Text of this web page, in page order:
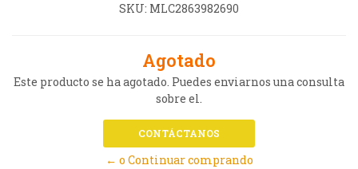
SKU: MLC2863982690
Agotado
Este producto se ha agotado. Puedes enviarnos una consulta
sobre el.
CONTÁCTANOS
← o Continuar comprando